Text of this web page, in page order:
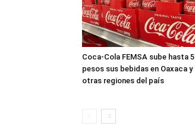
Coca-Cola FEMSA sube hasta 5
pesos sus bebidas en Oaxaca y
otras regiones del país